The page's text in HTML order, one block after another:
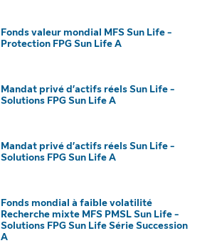
Fonds valeur mondial MFS Sun Life -
Protection FPG Sun Life A
Mandat privé d’actifs réels Sun Life -
Solutions FPG Sun Life A
Mandat privé d’actifs réels Sun Life -
Solutions FPG Sun Life A
Fonds mondial à faible volatilité
Recherche mixte MFS PMSL Sun Life -
Solutions FPG Sun Life Série Succession
A